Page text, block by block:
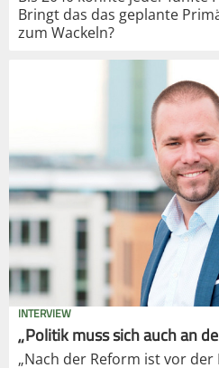
Bringt das das geplante
zum Wackeln?
INTERVIEW
„Politik muss sich auch an
„Nach der Reform ist vor